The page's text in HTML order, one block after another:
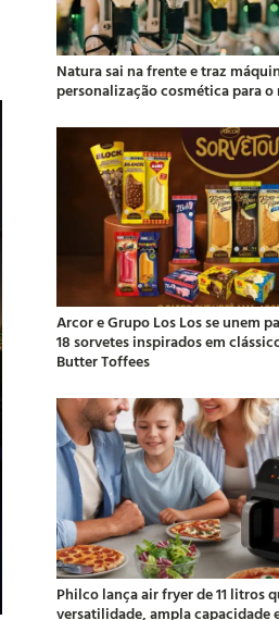
Natura sai na frente e traz
personalização cosmética para
Arcor e Grupo Los Los se unem
18 sorvetes inspirados em
Butter Toffees
Philco lança air fryer de 11 litros
versatilidade, ampla capacidade